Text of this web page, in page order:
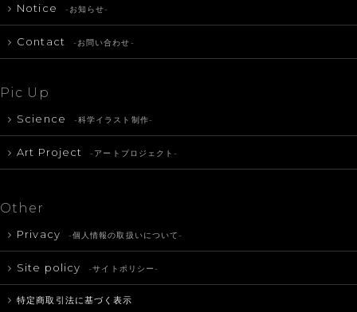
Notice -お知らせ-
Contact -お問い合わせ-
Pic Up
Science -科学イラスト制作-
Art Project -アートプロジェクト-
Other
Privacy -個人情報の取扱いについて-
Site policy -サイトポリシー-
特定商取引法に基づく表示